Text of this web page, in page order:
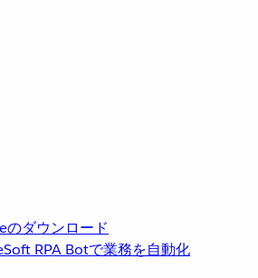
ダウンロード
RPA Botで業務を自動化